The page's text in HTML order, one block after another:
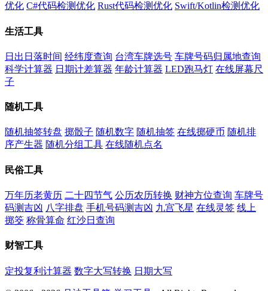
优化 C#代码检测优化 Rust代码检测优化 Swift/Kotlin检测优化
生活工具
日出日落时间 经纬度查询 台湾车牌选号 车牌号码归属地查询
科学计算器 日期计差算器 年龄计算器 LED跑马灯 在线屏幕尺
子
随机工具
随机抽签转盘 掷骰子 随机数字 随机抽签 在线掷硬币 随机排
序产生器 随机分组工具 在线随机点名
民俗工具
万年历老黄历 二十四节气 公历农历转换 财神方位查询 车牌号
码测吉凶 八字排盘 手机号码测吉凶 九宫飞星 在线灵签 线上
掷筊 称骨算命 红沙日查询
财智工具
定投复利计算器 数字大写转换 日期大写